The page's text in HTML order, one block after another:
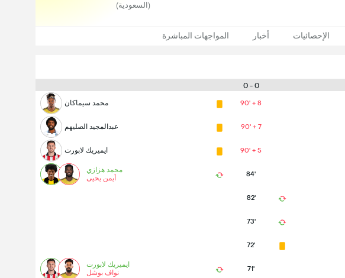
(السعودية)
الإحصائيات أخبار المواجهات المباشرة
0 - 0
90' + 8 محمد سيماكان
90' + 7 عبدالمجيد الصليهم
90' + 5 ايميريك لابورت
84'
محمد هزازي
أيمن يحيى
82'
73'
72'
71'
ايميريك لابورت
نواف بوشل